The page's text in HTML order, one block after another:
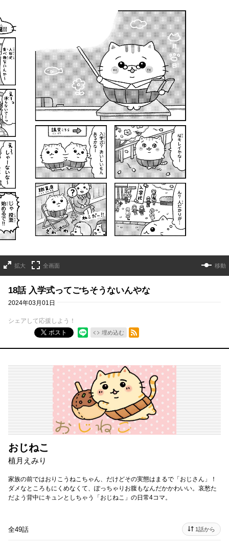
拡大 全画面 移動
18話 入学式ってごちそうないんやな
2024年03月01日
シェアして応援しよう！
ポスト
埋め込む
RSSフィード
おじねこ
植月えみり
家族の前ではおりこうねこちゃん、だけどその実態はまるで「おじさん」！
ダメなところもにくめなくて、ぽっちゃりお腹もなんだかかわいい。哀愁た
だよう背中にキュンとしちゃう「おじねこ」の日常4コマ。
全49話 1話から